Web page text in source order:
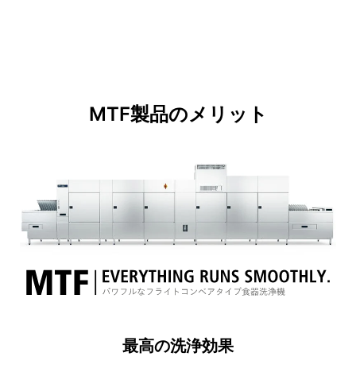
MTF製品のメリット
最高の洗浄効果